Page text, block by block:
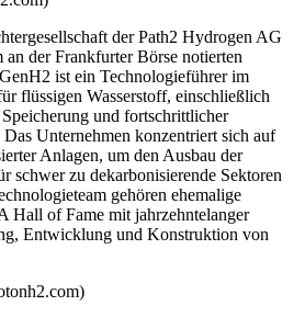
der Path2 Hydrogen AG
der Frankfurter Börse notierten
ist ein Technologieführer im
flüssigen Wasserstoff, einschließlich
und fortschrittlicher
Unternehmen konzentriert sich auf
Anlagen, um den Ausbau der
schwer zu dekarbonisierende Sektoren
gehören ehemalige
Hall of Fame mit jahrzehntelanger
Entwicklung und Konstruktion von